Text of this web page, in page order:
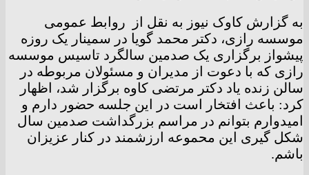
به گزارش کاوک نیوز به نقل از روابط عمومی
موسسه رازی، دکتر محمد گویا در سمینار یک روزه
پیشواز برگزاری یک صدمین سالگرد تاسیس موسسه
رازی که با دعوت از مدیران و مسئولان مربوطه در
سالن زنده یاد دکتر مرتضی کاوه برگزار شد، اظهار
کرد: باعث افتخار است در این جلسه حضور دارم و
امیدوارم بتوانم در مراسم بزرگداشت صدمین سال
شکل گیری این‌ محموعه ارزشمند در کنار عزیزان
باشم.